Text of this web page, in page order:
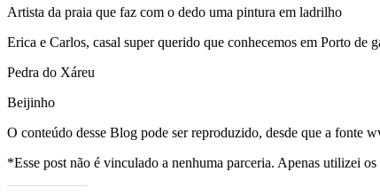
Artista da praia que faz com o dedo uma pintura em ladrilho
Erica e Carlos, casal super querido que conhecemos em Porto de
Pedra do Xáreu
Beijinho
O conteúdo desse Blog pode ser reproduzido, desde que a fonte
*Esse post não é vinculado a nenhuma parceria. Apenas utilizei